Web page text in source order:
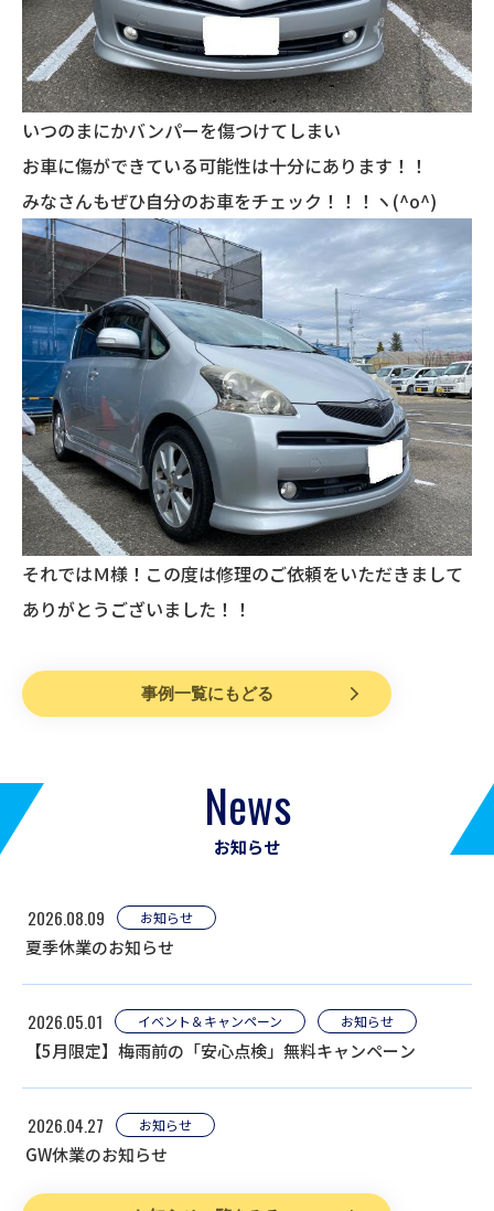
いつのまにかバンパーを傷つけてしまい
お車に傷ができている可能性は十分にあります！！
みなさんもぜひ自分のお車をチェック！！！ヽ(^o^)
それではＭ様！この度は修理のご依頼をいただきまして
ありがとうございました！！
事例一覧にもどる
News
お知らせ
2026.08.09 お知らせ
夏季休業のお知らせ
2026.05.01 イベント＆キャンペーン お知らせ
【5月限定】梅雨前の「安心点検」無料キャンペーン
2026.04.27 お知らせ
GW休業のお知らせ